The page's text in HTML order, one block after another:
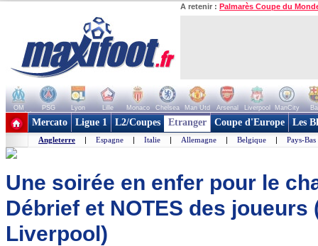
A retenir : Palmarès Coupe du
OM PSG Lyon Lille Monaco Chelsea Man Utd Arsenal Liverpool ManCity
+ de clubs
Mercato Ligue 1 L2/Coupes Etranger Coupe d'Europe Les
Angleterre | Espagne | Italie | Allemagne | Belgique | Pays-Bas
Une soirée en enfer pour le
Débrief et NOTES des joueurs
Liverpool)